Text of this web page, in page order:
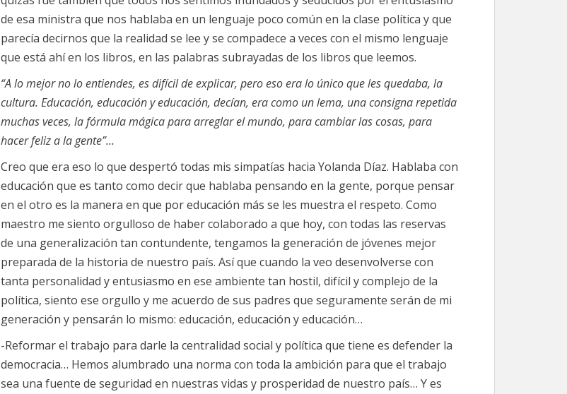
de esa ministra que nos hablaba en un lenguaje poco común en la clase política y que
parecía decirnos que la realidad se lee y se compadece a veces con el mismo lenguaje
que está ahí en los libros, en las palabras subrayadas de los libros que leemos.
“A lo mejor no lo entiendes, es difícil de explicar, pero eso era lo único que les quedaba, la
cultura. Educación, educación y educación, decían, era como un lema, una consigna repetida
muchas veces, la fórmula mágica para arreglar el mundo, para cambiar las cosas, para
hacer feliz a la gente”…
Creo que era eso lo que despertó todas mis simpatías hacia Yolanda Díaz. Hablaba con
educación que es tanto como decir que hablaba pensando en la gente, porque pensar
en el otro es la manera en que por educación más se les muestra el respeto. Como
maestro me siento orgulloso de haber colaborado a que hoy, con todas las reservas
de una generalización tan contundente, tengamos la generación de jóvenes mejor
preparada de la historia de nuestro país. Así que cuando la veo desenvolverse con
tanta personalidad y entusiasmo en ese ambiente tan hostil, difícil y complejo de la
política, siento ese orgullo y me acuerdo de sus padres que seguramente serán de mi
generación y pensarán lo mismo: educación, educación y educación…
-Reformar el trabajo para darle la centralidad social y política que tiene es defender la
democracia… Hemos alumbrado una norma con toda la ambición para que el trabajo
sea una fuente de seguridad en nuestras vidas y prosperidad de nuestro país… Y es